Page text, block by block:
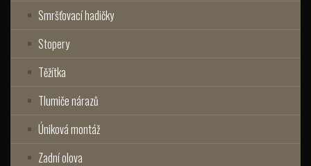
Smršťovací hadičky
Stopery
Těžítka
Tlumiče nárazů
Úniková montáž
Zadní olova